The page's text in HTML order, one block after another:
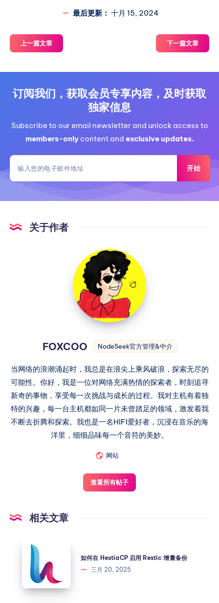
最后更新： 十月 15, 2024
上一篇文章 下一篇文章
订阅我们，获取会员专享内容，及时获取
独家信息
Subscribe to our email newsletter and unlock access to
members-onlycontent and exclusive updates.
开始
关于作者
FOXCOO NodeSeek官方管理&中介
当网络的浪潮涌起时，我总是在浪尖上乘风破浪，探索无尽的
可能性。你好，我是一位对网络充满热情的探索者，时刻追寻
新奇的事物，享受每一次挑战与成长的过程。我对主机有着独
特的兴趣，每一台主机都如同一片未曾踏足的领域，激发着我
不断去折腾和探索。我也是一名HIFI爱好者，沉浸在音乐的海
洋里，细细品味每一个音符的美妙。
网站
查看所有帖子
相关文章
如何在 HestiaCP 启用 Restic 增量备份
三月 20, 2025